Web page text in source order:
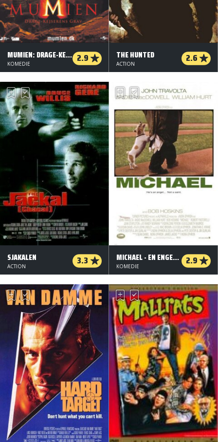
MUMIEN: DRAGE-KEJSERENS GRAV 2.9
KOMEDIE
THE HUNTED 2.6
ACTION
SJAKALEN 3.3
ACTION
MICHAEL - EN ENGEL, IKKE EN ENGEL 2.9
KOMEDIE